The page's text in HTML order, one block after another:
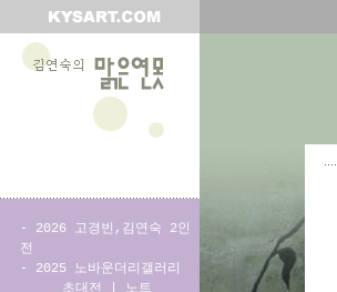
-
2026 고경빈,김연숙 2인
전
-
2025 노바운더리갤러리
초대전
노트